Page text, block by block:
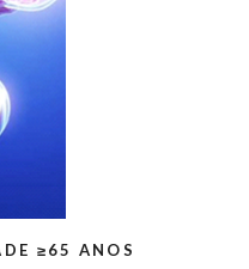
≥65 ANOS